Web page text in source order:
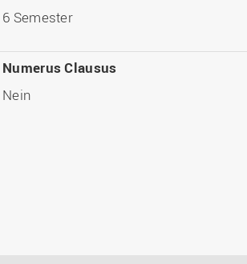
6 Semester
Numerus Clausus
Nein